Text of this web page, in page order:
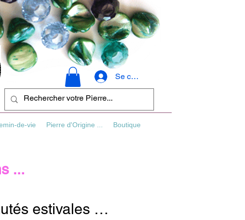
Se connecter
de-vie Pierre d'Origine ... Boutique
...
estivales …